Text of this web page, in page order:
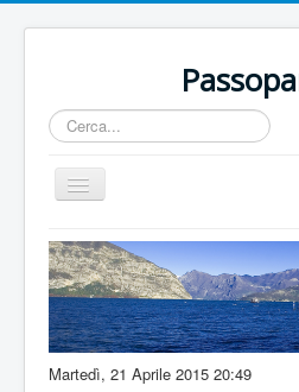
Cerca...
Cambia
navigazione
Home
Territorio
Incontri
Eventi
Martedì, 21 Aprile 2015 20:49